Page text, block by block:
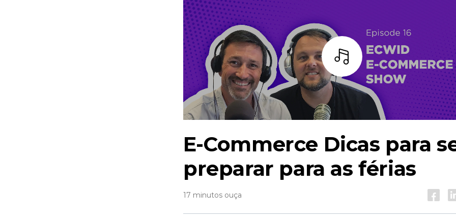
Ouça
E-Commerce Dicas para
preparar para as férias
17 minutos ouça